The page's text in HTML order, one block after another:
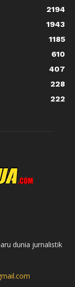
2194
1943
1185
610
407
228
222
dunia jurnalistik